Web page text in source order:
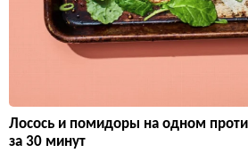
Лосось и помидоры на одном
за 30 минут